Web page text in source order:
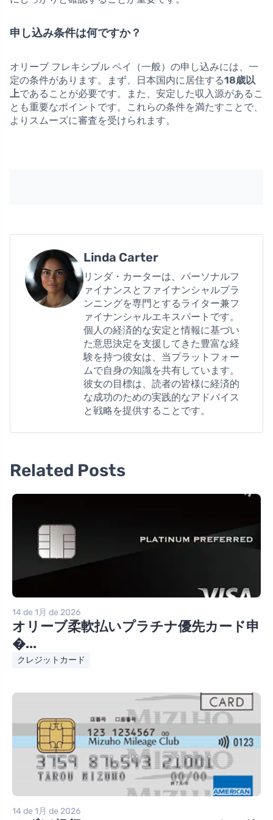
申し込み条件は何ですか？
オリーブ フレキシブル ペイ（一般）の申し込みには、一
定の条件があります。まず、日本国内に居住する18歳以
上であることが必要です。また、安定した収入源があるこ
とも重要なポイントです。これらの条件を満たすことで、
よりスムーズに審査を受けられます。
Linda Carter
リンダ・カーターは、パーソナルフ
ァイナンスとファイナンシャルプラ
ンニングを専門とするライター兼フ
ァイナンシャルエキスパートです。
個人の経済的な安定と情報に基づい
た意思決定を支援してきた豊富な経
験を持つ彼女は、当プラットフォー
ムで自身の知識を共有しています。
彼女の目標は、読者の皆様に経済的
な成功のための実践的なアドバイス
と戦略を提供することです。
Related Posts
14 de 1月 de 2026
オリーブ柔軟払いプラチナ優先カード申
�...
クレジットカード
14 de 1月 de 2026